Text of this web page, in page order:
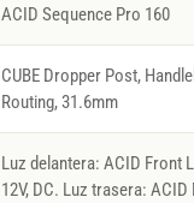
ACID Sequence Pro 160
CUBE Dropper Post,
Routing, 31.6mm
Luz delantera: ACID Front
12V, DC. Luz trasera: ACID